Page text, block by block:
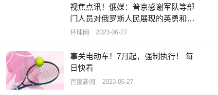
视焦点讯！俄媒：普京感谢军队等部
门人员对俄罗斯人民展现的英勇和忠
诚
环球网 2023-06-27
事关电动车！7月起，强制执行！ 每
日快看
百度新闻 2023-06-27